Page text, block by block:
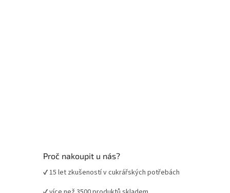
Proč nakoupit u nás?
✔ 15 let zkušeností v cukrářských potřebách